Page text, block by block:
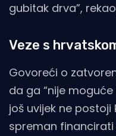
gubitak drva”,
Veze s
Govoreći o
da ga “nije
još uvijek ne postoji
spreman